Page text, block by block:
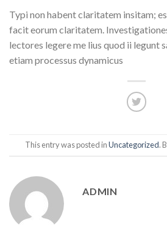
Typi non habent claritatem insitam;
facit eorum claritatem.
lectores legere me lius quod ii legunt
etiam processus dynamicus
This entry was posted inUncategorized.
ADMIN